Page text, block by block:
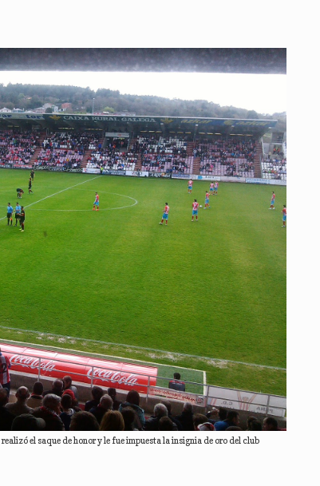
el saque de honor y le fue impuesta la insignia de oro del club